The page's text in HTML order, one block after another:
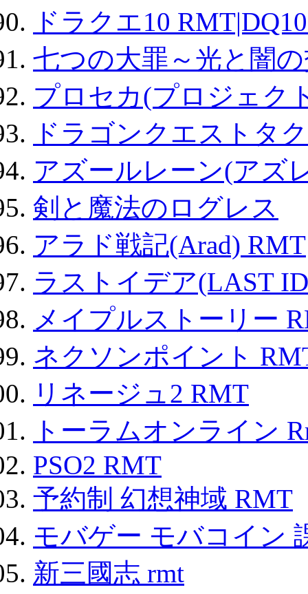
ドラクエ10
七つの大罪～光と闇
プロセカ(プロジェク
ドラゴンクエストタ
アズールレーン(アズ
剣と魔法のログレス
アラド戦記(Arad) RMT
ラストイデア(LAST
メイプルストーリー
ネクソンポイント
リネージュ2 RMT
トーラムオンライン
PSO2 RMT
予約制 幻想神域 RMT
モバゲー モバコイン
新三國志 rmt